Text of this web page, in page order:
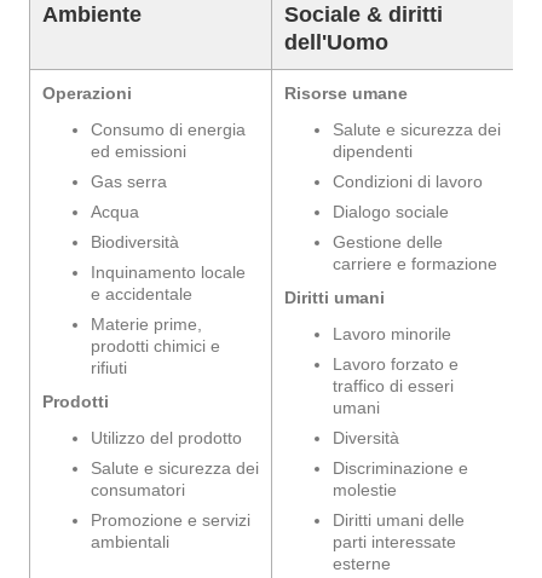
Ambiente
Sociale & diritti
dell'Uomo
Operazioni
Consumo di energia
ed emissioni
Gas serra
Acqua
Biodiversità
Inquinamento locale
e accidentale
Materie prime,
prodotti chimici e
rifiuti
Prodotti
Utilizzo del prodotto
Salute e sicurezza dei
consumatori
Promozione e servizi
ambientali
Risorse umane
Salute e sicurezza dei
dipendenti
Condizioni di lavoro
Dialogo sociale
Gestione delle
carriere e formazione
Diritti umani
Lavoro minorile
Lavoro forzato e
traffico di esseri
umani
Diversità
Discriminazione e
molestie
Diritti umani delle
parti interessate
esterne